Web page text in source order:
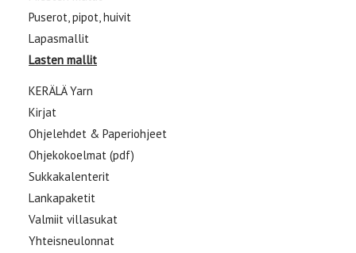
Puserot, pipot, huivit
Lapasmallit
Lasten mallit
KERÄLÄ Yarn
Kirjat
Ohjelehdet & Paperiohjeet
Ohjekokoelmat (pdf)
Sukkakalenterit
Lankapaketit
Valmiit villasukat
Yhteisneulonnat